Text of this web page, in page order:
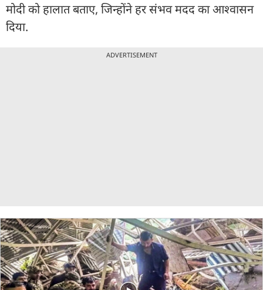
मोदी को हालात बताए, जिन्होंने हर संभव मदद का आश्वासन
दिया.
ADVERTISEMENT